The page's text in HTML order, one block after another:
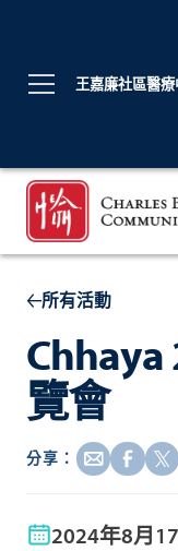
王嘉廉社區醫
所有活動
覽會
分享：
2024年8月